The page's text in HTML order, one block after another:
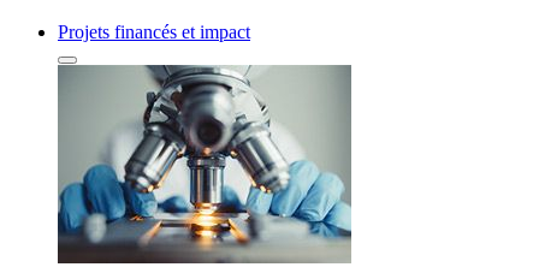
Projets financés et impact